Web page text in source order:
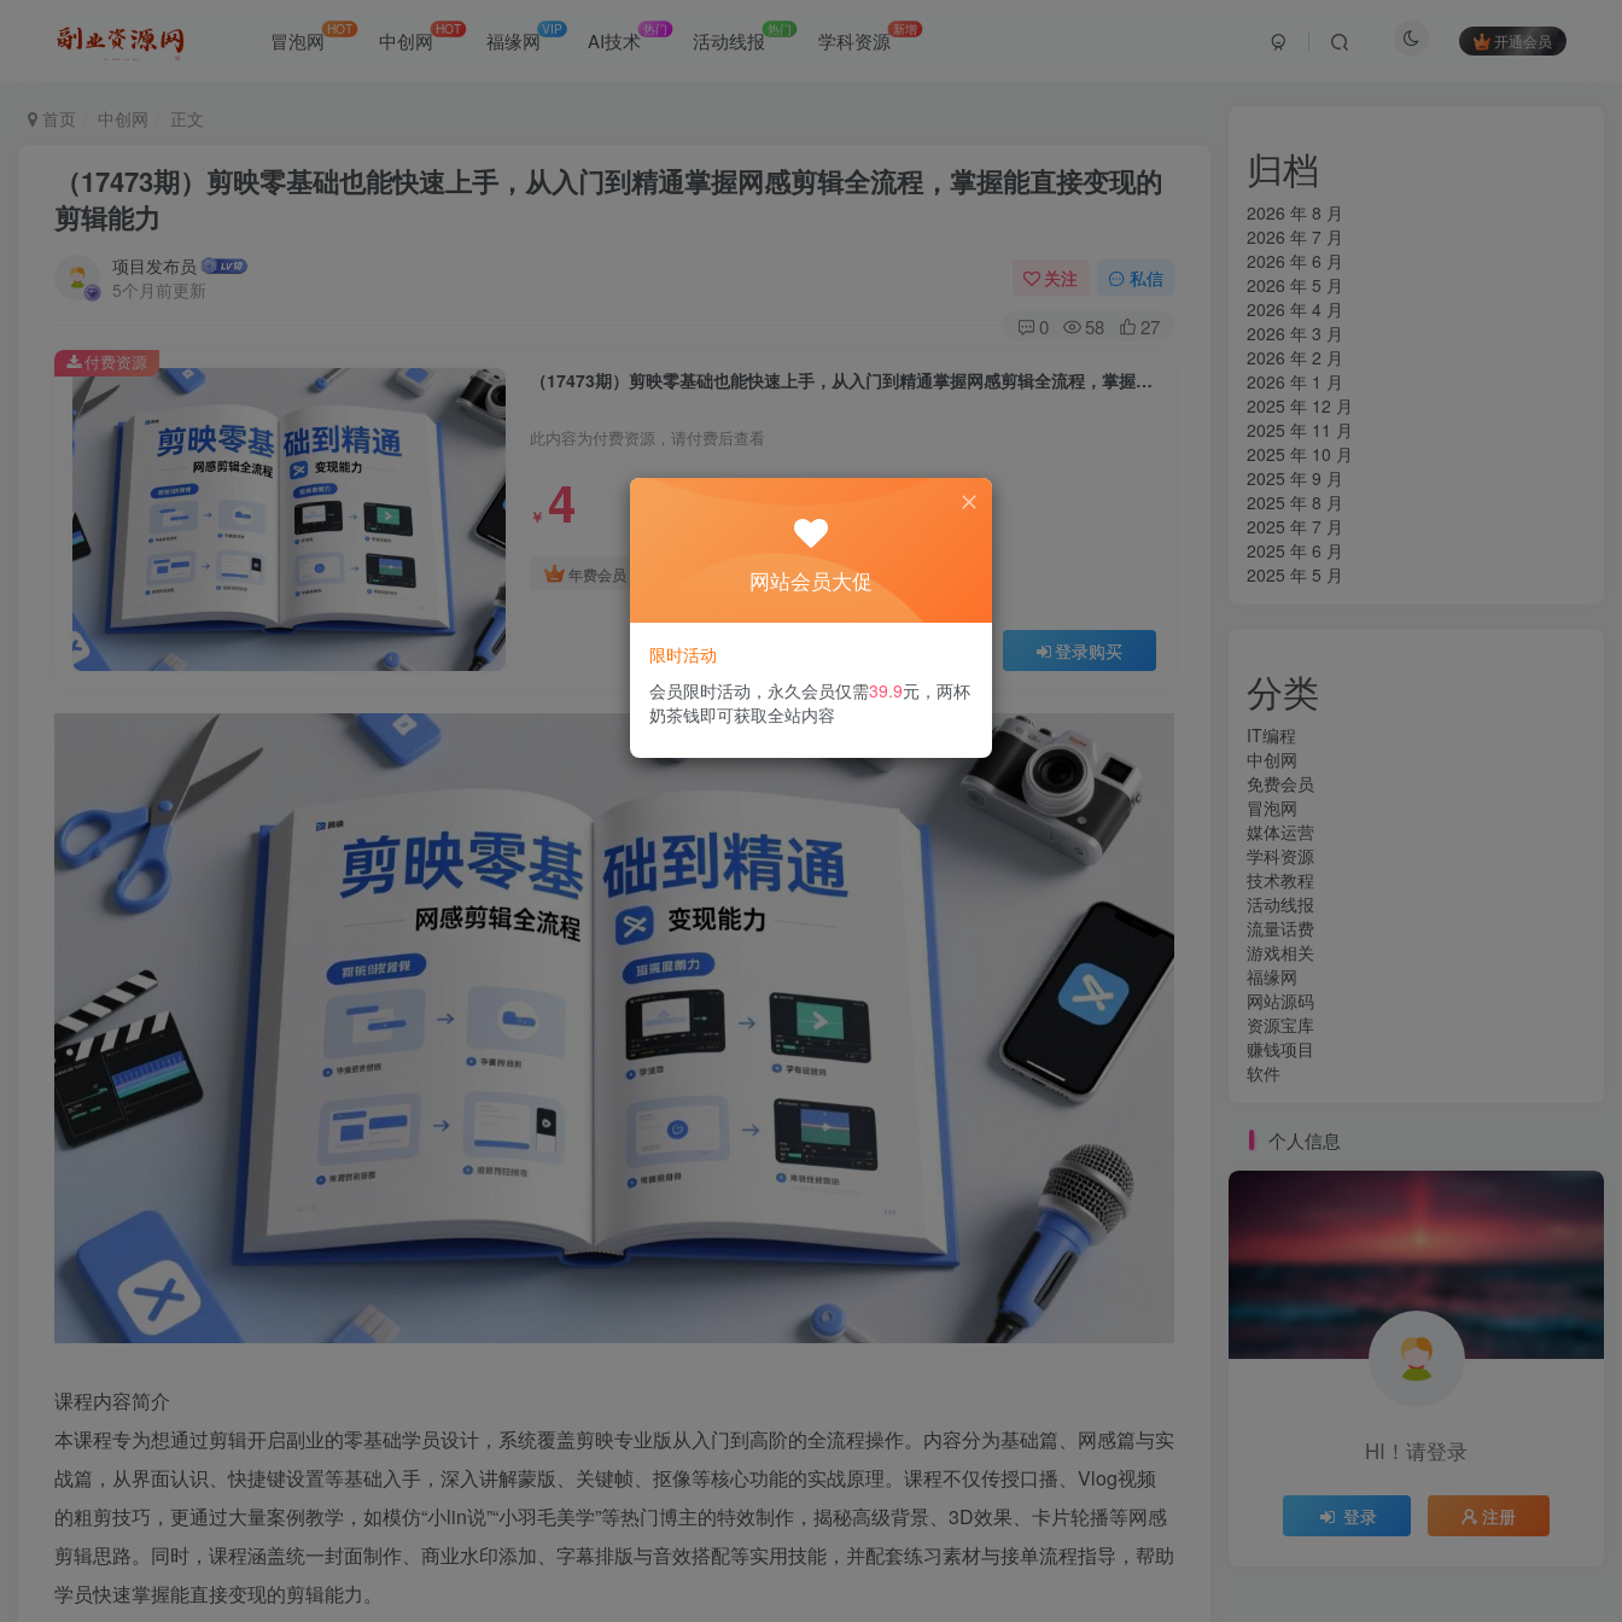
冒泡网 HOT 中创网 HOT 福缘网VIP AI技术热门 活动线报热门 学科资源 新增
开通会员
首页 中创网 正文
（17473期）剪映零基础也能快速上手，从入门到精通掌握网感剪辑全流程，掌握能直接变现的
剪辑能力
项目发布员
5个月前更新
关注 私信
0 58 27
（17473期）剪映零基础也能快速上手，从入门到精通掌握网感剪辑全流程，掌握能直接变现的剪辑能力
此内容为付费资源，请付费后查看
￥ 4
年费会员 赞助会员免费
登录购买
付费资源
课程内容简介
本课程专为想通过剪辑开启副业的零基础学员设计，系统覆盖剪映专业版从入门到高阶的全流程操作。内容分为基础篇、网感篇与实
战篇，从界面认识、快捷键设置等基础入手，深入讲解蒙版、关键帧、抠像等核心功能的实战原理。课程不仅传授口播、Vlog视频
的粗剪技巧，更通过大量案例教学，如模仿“小lin说”“小羽毛美学”等热门博主的特效制作，揭秘高级背景、3D效果、卡片轮播等网感
剪辑思路。同时，课程涵盖统一封面制作、商业水印添加、字幕排版与音效搭配等实用技能，并配套练习素材与接单流程指导，帮助
学员快速掌握能直接变现的剪辑能力。
归档
2026 年 8 月
2026 年 7 月
2026 年 6 月
2026 年 5 月
2026 年 4 月
2026 年 3 月
2026 年 2 月
2026 年 1 月
2025 年 12 月
2025 年 11 月
2025 年 10 月
2025 年 9 月
2025 年 8 月
2025 年 7 月
2025 年 6 月
2025 年 5 月
分类
IT编程
中创网
免费会员
冒泡网
媒体运营
学科资源
技术教程
活动线报
流量话费
游戏相关
福缘网
网站源码
资源宝库
赚钱项目
软件
个人信息
HI！请登录
登录 注册
网站会员大促
限时活动
会员限时活动，永久会员仅需39.9元，两杯
奶茶钱即可获取全站内容